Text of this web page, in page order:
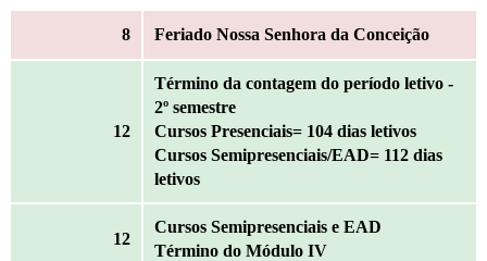
8 Feriado Nossa Senhora da Conceição
12
Término da contagem do período letivo -
2º semestre
Cursos Presenciais= 104 dias letivos
Cursos Semipresenciais/EAD= 112 dias
letivos
12
Cursos Semipresenciais e EAD
Término do Módulo IV